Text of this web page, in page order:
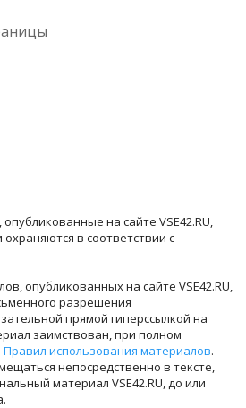
на сайте VSE42.RU,
в соответствии с
опубликованных на сайте VSE42.RU,
разрешения
прямой гиперссылкой на
заимствован, при полном
Правил использования материалов.
непосредственно в тексте,
материал VSE42.RU, до или